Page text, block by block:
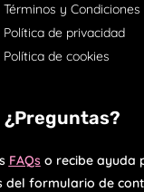
Términos y Condiciones
Política de privacidad
Política de cookies
¿Preguntas?
FAQs o recibe ayuda
del formulario de